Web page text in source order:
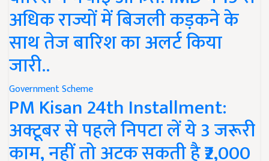
अधिक राज्यों में बिजली कड़कने के
साथ तेज बारिश का अलर्ट किया
जारी..
Government Scheme
PM Kisan 24th Installment:
अक्टूबर से पहले निपटा लें ये 3 जरूरी
काम, नहीं तो अटक सकती है ₹2,000